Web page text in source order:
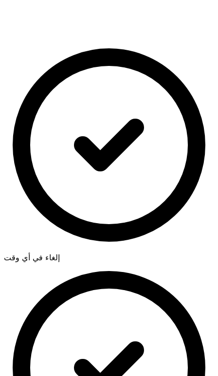
إلغاء في أي وقت